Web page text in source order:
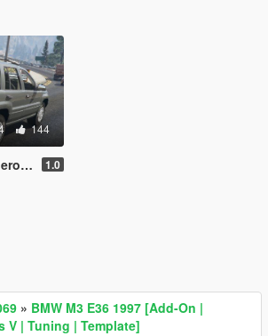
144
1.0
» BMW M3 E36 1997 [Add-On |
V | Tuning | Template]